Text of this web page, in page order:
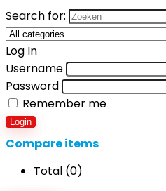
Search for:
Log In
Username
Password
Remember me
Login
Compare items
Total (0)